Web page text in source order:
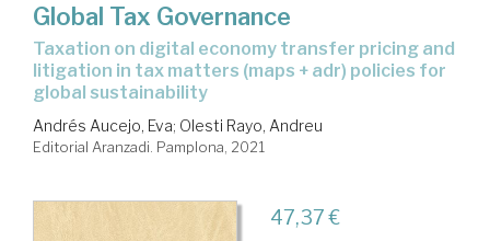
Global Tax Governance
Taxation on digital economy transfer pricing and
litigation in tax matters (maps + adr) policies for
global sustainability
Andrés Aucejo, Eva; Olesti Rayo, Andreu
Editorial Aranzadi. Pamplona, 2021
47,37 €